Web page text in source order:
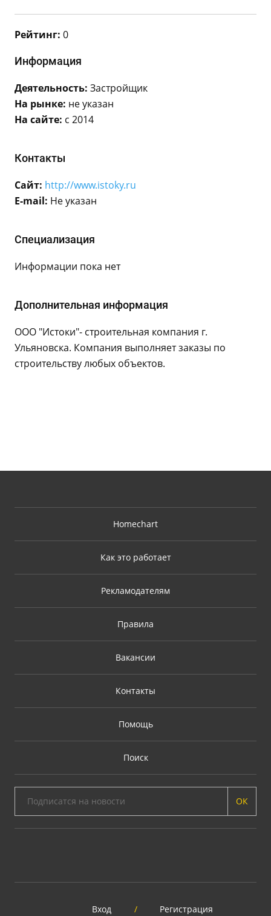
Рейтинг: 0
Информация
Деятельность: Застройщик
На рынке: не указан
На сайте: с 2014
Контакты
Сайт: http://www.istoky.ru
E-mail: Не указан
Специализация
Информации пока нет
Дополнительная информация
ООО "Истоки"- строительная компания г.
Ульяновска. Компания выполняет заказы по
строительству любых объектов.
Homechart
Как это работает
Рекламодателям
Правила
Вакансии
Контакты
Помощь
Поиск
ОК
Вход / Регистрация